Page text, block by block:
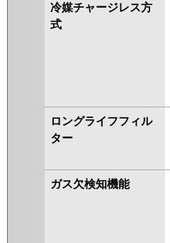
冷媒チャージレス方
式
ロングライフフィル
ター
ガス欠検知機能